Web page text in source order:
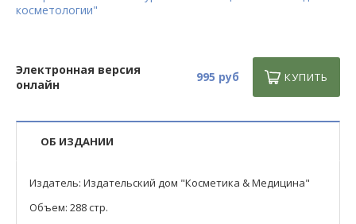
косметологии"
Электронная версия
онлайн
995 руб КУПИТЬ
ОБ ИЗДАНИИ
Издатель: Издательский дом "Косметика & Медицина"
Объем: 288 стр.